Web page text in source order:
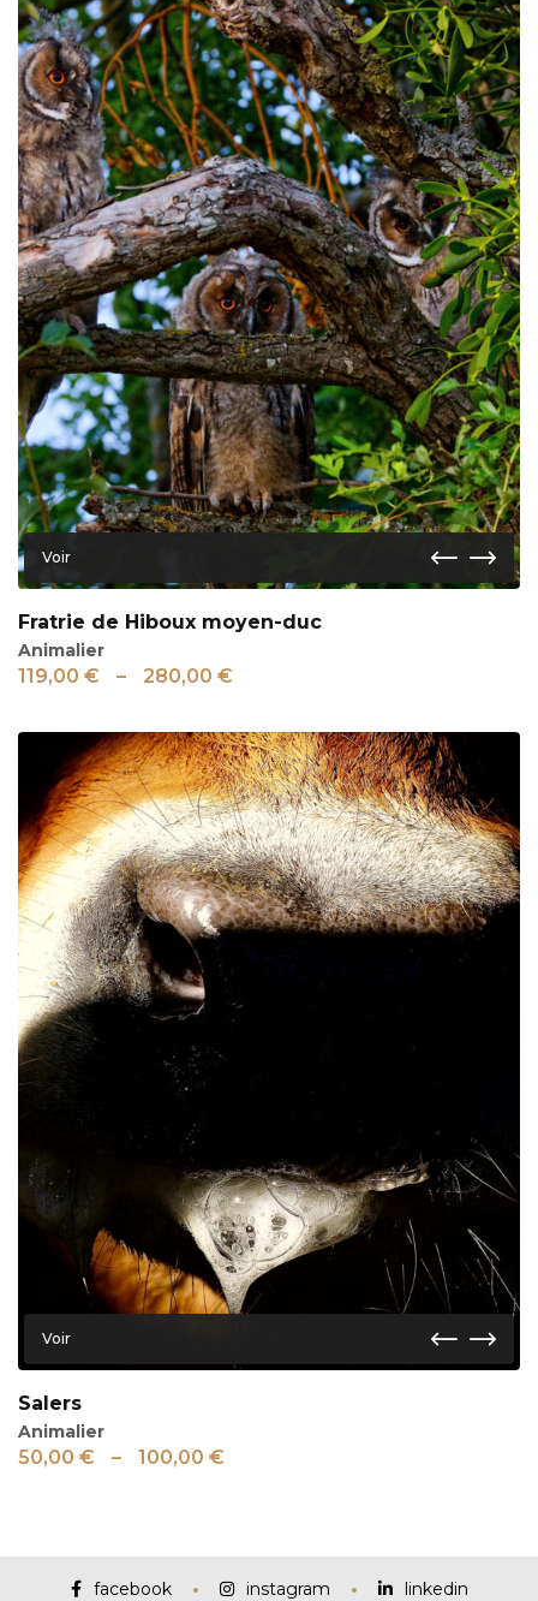
Voir
Fratrie de Hiboux moyen-duc
Animalier
119,00 € – 280,00 €
Voir
Salers
Animalier
50,00 € – 100,00 €
facebook instagram linkedin